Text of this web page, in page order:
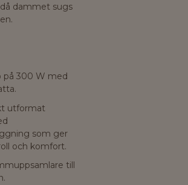
dammet sugs
på 300 W med
utformat
som ger
och komfort.
till